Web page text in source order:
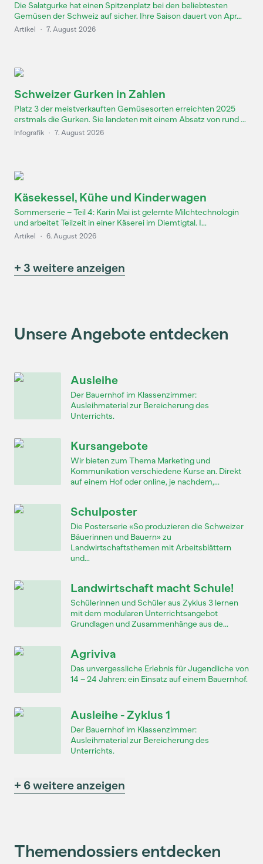
Die Salatgurke hat einen Spitzenplatz bei den beliebtesten
Gemüsen der Schweiz auf sicher. Ihre Saison dauert von Apr...
Artikel · 7. August 2026
Schweizer Gurken in Zahlen
Platz 3 der meistverkauften Gemüsesorten erreichten 2025
erstmals die Gurken. Sie landeten mit einem Absatz von rund ...
Infografik · 7. August 2026
Käsekessel, Kühe und Kinderwagen
Sommerserie – Teil 4: Karin Mai ist gelernte Milchtechnologin
und arbeitet Teilzeit in einer Käserei im Diemtigtal. I...
Artikel · 6. August 2026
+ 3 weitere anzeigen
Unsere Angebote entdecken
Ausleihe
Der Bauernhof im Klassenzimmer:
Ausleihmaterial zur Bereicherung des
Unterrichts.
Kursangebote
Wir bieten zum Thema Marketing und
Kommunikation verschiedene Kurse an. Direkt
auf einem Hof oder online, je nachdem,...
Schulposter
Die Posterserie «So produzieren die Schweizer
Bäuerinnen und Bauern» zu
Landwirtschaftsthemen mit Arbeitsblättern
und...
Landwirtschaft macht Schule!
Schülerinnen und Schüler aus Zyklus 3 lernen
mit dem modularen Unterrichtsangebot
Grundlagen und Zusammenhänge aus de...
Agriviva
Das unvergessliche Erlebnis für Jugendliche von
14 – 24 Jahren: ein Einsatz auf einem Bauernhof.
Ausleihe - Zyklus 1
Der Bauernhof im Klassenzimmer:
Ausleihmaterial zur Bereicherung des
Unterrichts.
+ 6 weitere anzeigen
Themendossiers entdecken